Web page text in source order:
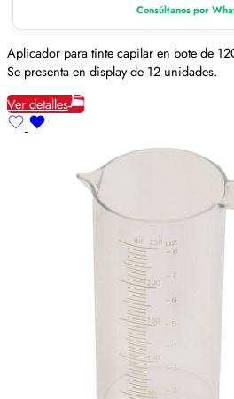
Consúltanos por
Aplicador para tinte capilar en bote de
Se presenta en display de 12 unidades.
Ver detalles